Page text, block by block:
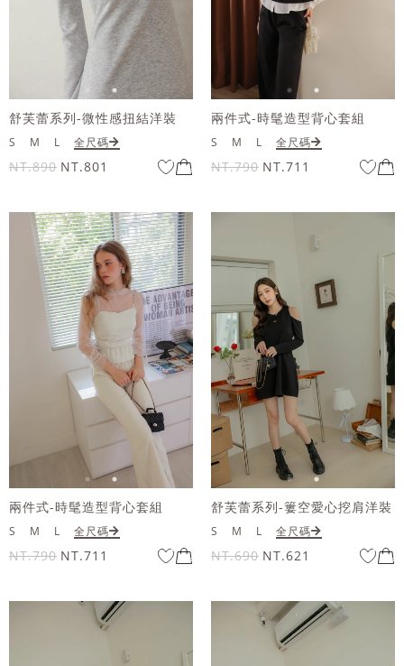
舒芙蕾系列-微性感扭結洋裝
S M L 全尺碼
NT.890 NT.801
兩件式-時髦造型背心套組
S M L 全尺碼
NT.790 NT.711
兩件式-時髦造型背心套組
S M L 全尺碼
NT.790 NT.711
舒芙蕾系列-簍空愛心挖肩洋裝
S M L 全尺碼
NT.690 NT.621